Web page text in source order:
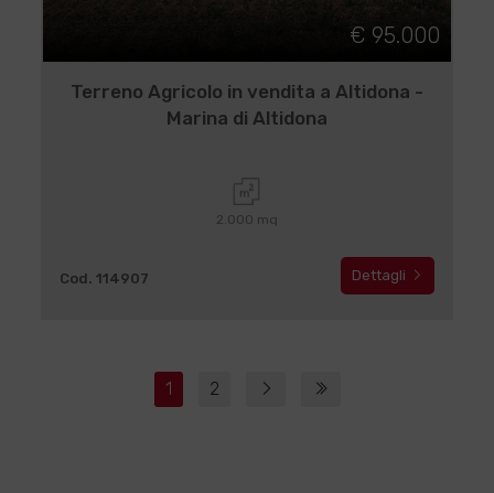
€ 95.000
Terreno Agricolo in vendita a Altidona -
Marina di Altidona
2.000 mq
Cod. 114907 Dettagli
1 2